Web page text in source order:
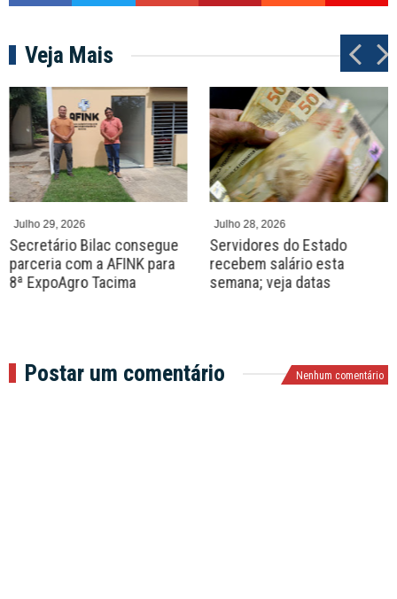
Veja Mais
Julho 29, 2026
Secretário Bilac consegue
parceria com a AFINK para
8ª ExpoAgro Tacima
Julho 28, 2026
Servidores do Estado
recebem salário esta
semana; veja datas
P
r
e
v
N
e
x
t
Postar um comentário Nenhum comentário